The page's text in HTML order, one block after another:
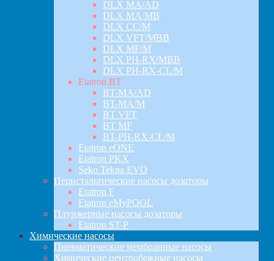
DLX MA/AD
DLX MA/MB
DLX CC/M
DLX VFT/MBB
DLX MF/M
DLX PH-RX/MBB
DLX PH-RX-CL/M
Etatron BT
BT-MA/AD
BT-MA/M
BT VFT
BT MF
BT-PH-RX-CL/M
Etatron eONE
Etatron PKX
Seko Tekna EVO
Перистальтические насосы дозаторы
Etatron F
Etatron eMyPOOL
Плунжерные насосы дозаторы
Etatron ST-P
Химические насосы
Пневматические мембранные насосы
Химические центробежные насосы